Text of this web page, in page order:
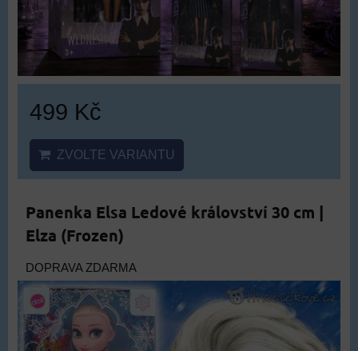
499 Kč
ZVOLTE VARIANTU
Panenka Elsa Ledové království 30 cm |
Elza (Frozen)
DOPRAVA ZDARMA